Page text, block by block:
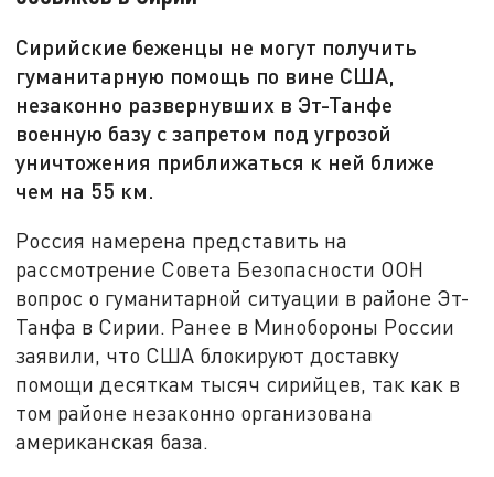
Сирийские беженцы не могут получить
гуманитарную помощь по вине США,
незаконно развернувших в Эт-Танфе
военную базу с запретом под угрозой
уничтожения приближаться к ней ближе
чем на 55 км.
Россия намерена представить на
рассмотрение Совета Безопасности ООН
вопрос о гуманитарной ситуации в районе Эт-
Танфа в Сирии. Ранее в Минобороны России
заявили, что США блокируют доставку
помощи десяткам тысяч сирийцев, так как в
том районе незаконно организована
американская база.